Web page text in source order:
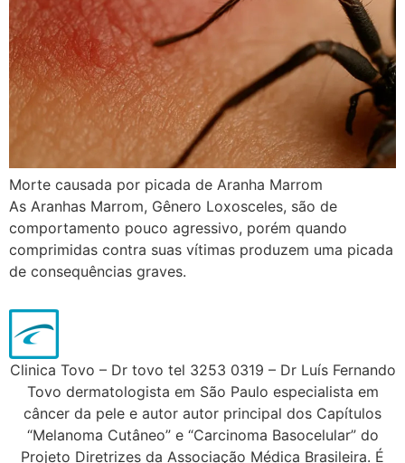
Morte causada por picada de Aranha Marrom
As Aranhas Marrom, Gênero Loxosceles, são de
comportamento pouco agressivo, porém quando
comprimidas contra suas vítimas produzem uma picada
de consequências graves.
Clinica Tovo – Dr tovo tel 3253 0319 – Dr Luís Fernando
Tovo dermatologista em São Paulo especialista em
câncer da pele e autor autor principal dos Capítulos
“Melanoma Cutâneo” e “Carcinoma Basocelular” do
Projeto Diretrizes da Associação Médica Brasileira. É